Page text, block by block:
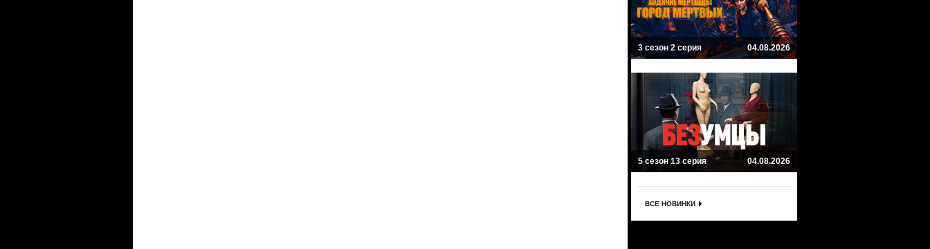
3 сезон 2 серия 04.08.2026
5 сезон 13 серия 04.08.2026
ВСЕ НОВИНКИ